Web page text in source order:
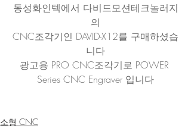
동성화인텍에서 다비드모션테크놀러지
의
CNC조각기인 DAVID-X12를 구매하셨습
니다
광고용 PRO CNC조각기로 POWER
Series CNC Engraver 입니다
소형 CNC